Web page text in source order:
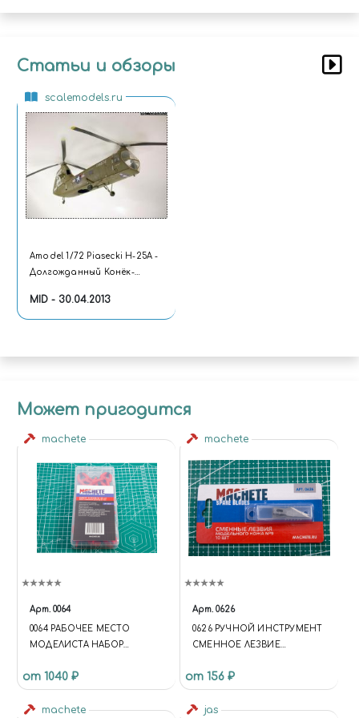
Статьи и обзоры
scalemodels.ru
Amodel 1/72 Piasecki H-25A -
Долгожданный Конёк-
MID - 30.04.2013
Может пригодится
machete
Арт. 0064
0064 РАБОЧЕЕ МЕСТО
МОДЕЛИСТА НАБОР
от 1040 ₽
machete
Арт. 0626
0626 РУЧНОЙ ИНСТРУМЕНТ
СМЕННОЕ ЛЕЗВИЕ
ШТ
от 156 ₽
machete jas